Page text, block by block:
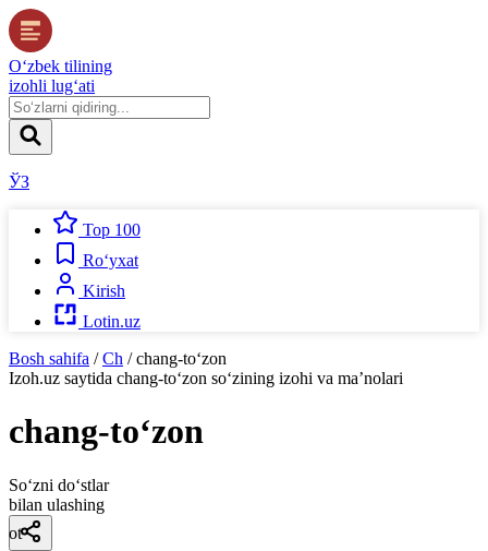
O‘zbek tilining
izohli lug‘ati
ЎЗ
Top 100
Ro‘yxat
Kirish
Lotin.uz
Bosh sahifa / Ch / chang-to‘zon
Izoh.uz saytida chang-to‘zon so‘zining izohi va ma’nolari
chang-to‘zon
So‘zni do‘stlar
bilan ulashing
ot